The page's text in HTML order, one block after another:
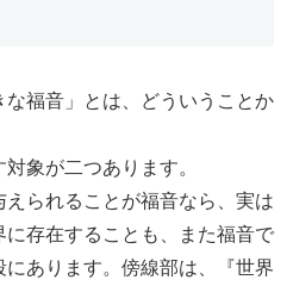
な福音」とは、どういうことか
象が二つあります。
えられることが福音なら、実は
に存在することも、また福音で
あります。傍線部は、『世界